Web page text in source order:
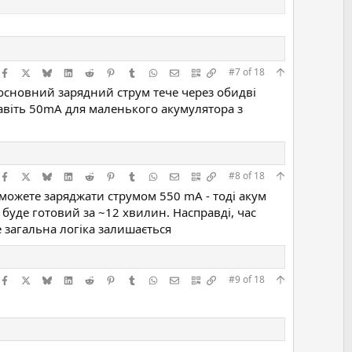
FacebookX (Twitter)
BlueskyLinkedInRedditPinterestTumblrWhatsApp
E-mailQR Code
Скопіювати посилання
#7of18
зарядний струм тече через обидві
50mA для маленького акумулятора з
FacebookX (Twitter)
BlueskyLinkedInRedditPinterestTumblrWhatsApp
E-mailQR Code
Скопіювати посилання
#8of18
заряджати струмом 550 mA - тоді акум
готовий за ~12 хвилин. Насправді, час
логіка залишається
FacebookX (Twitter)
BlueskyLinkedInRedditPinterestTumblrWhatsApp
E-mailQR Code
Скопіювати посилання
#9of18